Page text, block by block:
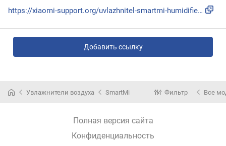
https://xiaomi-support.org/uvlazhnitel-smartmi-humidifier-2...
Добавить ссылку
Увлажнители воздуха SmartMi Фильтр Все
Полная версия сайта
Конфиденциальность